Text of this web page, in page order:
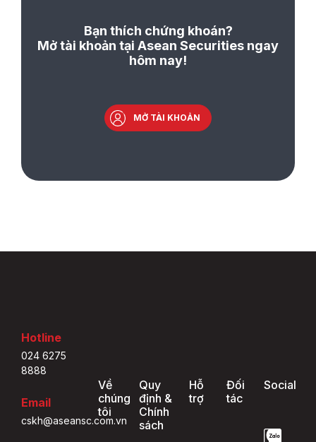
Bạn thích chứng khoán?
Mở tài khoản tại Asean Securities ngay
hôm nay!
MỞ TÀI KHOẢN
Hotline
024 6275
8888
Email
cskh@aseansc.com.vn
Về
chúng
tôi
Quy
định &
Chính
sách
Hỗ
trợ
Đối
tác
Social